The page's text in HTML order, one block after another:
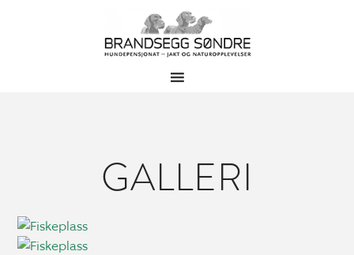
GALLERI